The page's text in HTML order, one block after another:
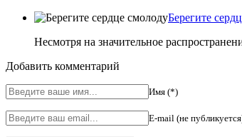
Берегите
Несмотря на значительное
Добавить комментарий
Имя (*)
E-mail (не